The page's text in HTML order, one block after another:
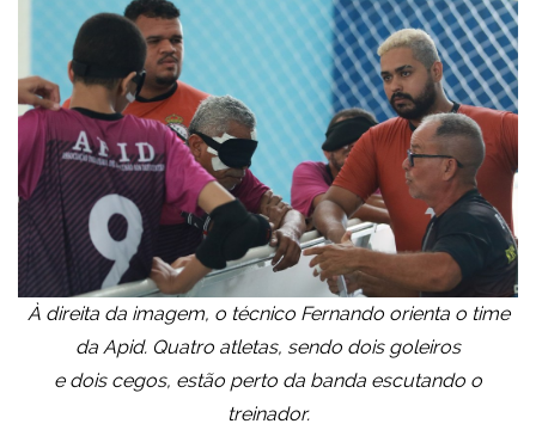
À direita da imagem, o técnico Fernando orienta o time
da Apid. Quatro atletas, sendo dois goleiros
e dois cegos, estão perto da banda escutando o
treinador.